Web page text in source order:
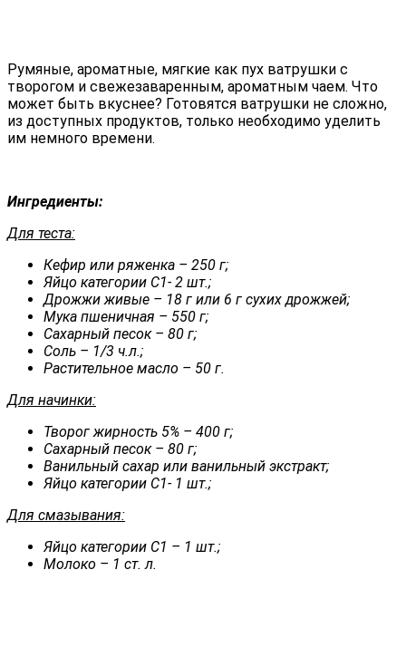
Румяные, ароматные, мягкие как пух ватрушки с
творогом и свежезаваренным, ароматным чаем. Что
может быть вкуснее? Готовятся ватрушки не сложно,
из доступных продуктов, только необходимо уделить
им немного времени.
Ингредиенты:
Для теста:
Кефир или ряженка – 250 г;
Яйцо категории С1- 2 шт.;
Дрожжи живые – 18 г или 6 г сухих дрожжей;
Мука пшеничная – 550 г;
Сахарный песок – 80 г;
Соль – 1/3 ч.л.;
Растительное масло – 50 г.
Для начинки:
Творог жирность 5% – 400 г;
Сахарный песок – 80 г;
Ванильный сахар или ванильный экстракт;
Яйцо категории С1- 1 шт.;
Для смазывания:
Яйцо категории С1 – 1 шт.;
Молоко – 1 ст. л.